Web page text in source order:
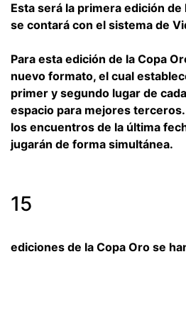
Esta será la primera edición de
se contará con el sistema de
Para esta edición de la Copa
nuevo formato, el cual
primer y segundo lugar de
espacio para mejores
los encuentros de la última
jugarán de forma simultánea.
15
ediciones de la Copa Oro se